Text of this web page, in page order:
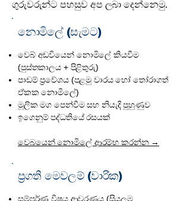
ගුරුවරුන්ට පහසුව අප ලබා දෙන්නෙමු.
නොමිලේ (සැමට)
වෙබ් අඩවියෙන් නොමිලේ කියවීම
(පුස්තකාලය + පිළිතුරු)
පාඩම් ප්‍රවේශය (පළමු වාරය හෝ තෝරාගත්
ඒකක නොමිලේ)
මූලික මග පෙන්වීම සහ නියැදි පුහුණුව
ඉගෙනුම් පද්ධතියේ රසයක්
වෙබයෙන් නොමිලේ ආරම්භ කරන්න →
ප්‍රගති මෙවලම් (වාරික)
සම්පූර්ණ විෂය ආවරණය (සියලුම